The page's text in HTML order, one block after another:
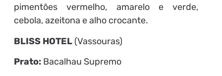
pimentões vermelho, amarelo e verde,
cebola, azeitona e alho crocante.
BLISS HOTEL(Vassouras)
Prato: Bacalhau Supremo